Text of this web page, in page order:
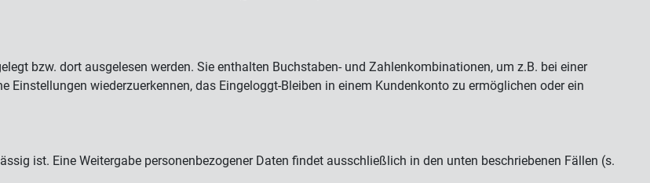
bzw. dort ausgelesen werden. Sie enthalten Buchstaben- und Zahlenkombinationen, um z.B. bei einer
Einstellungen wiederzuerkennen, das Eingeloggt-Bleiben in einem Kundenkonto zu ermöglichen oder ein
ist. Eine Weitergabe personenbezogener Daten findet ausschließlich in den unten beschriebenen Fällen (s.